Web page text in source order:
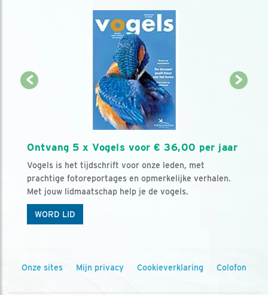
Ontvang 5 x Vogels voor € 36,00 per jaar
Vogels is het tijdschrift voor onze leden, met
prachtige fotoreportages en opmerkelijke verhalen.
Met jouw lidmaatschap help je de vogels.
WORD LID
Onze sites Mijn privacy Cookieverklaring Colofon